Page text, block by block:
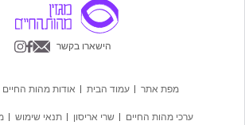
הישארו בקשר
מפת אתר עמוד הבית אודות מהות החיים
ערכי מהות החיים שרי אריסון תנאי שימוש